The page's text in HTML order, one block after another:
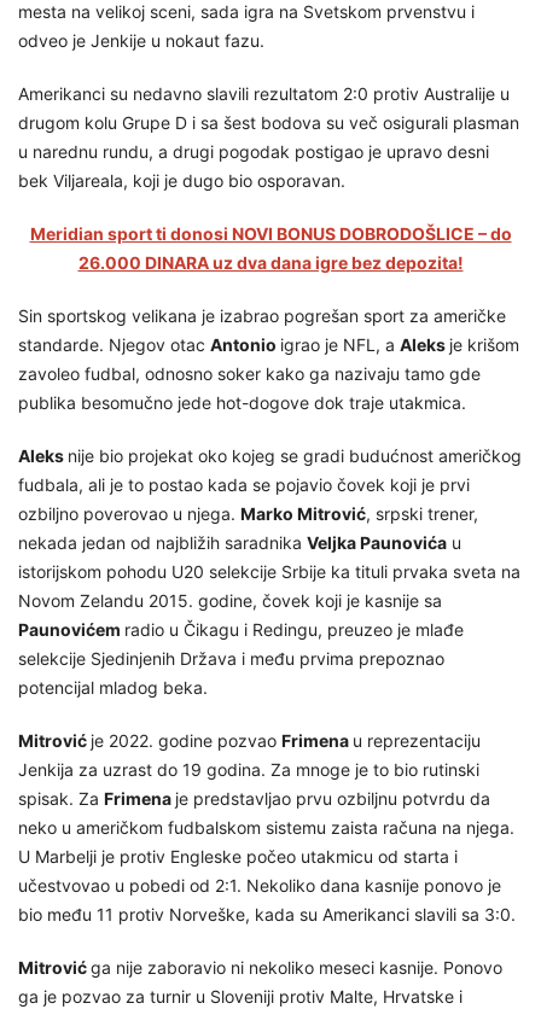
mesta na velikoj sceni, sada igra na Svetskom prvenstvu i
odveo je Jenkije u nokaut fazu.
Amerikanci su nedavno slavili rezultatom 2:0 protiv Australije u
drugom kolu Grupe D i sa šest bodova su več osigurali plasman
u narednu rundu, a drugi pogodak postigao je upravo desni
bek Viljareala, koji je dugo bio osporavan.
Meridian sport ti donosi NOVI BONUS DOBRODOŠLICE – do
26.000 DINARA uz dva dana igre bez depozita!
Sin sportskog velikana je izabrao pogrešan sport za američke
standarde. Njegov otac Antonio igrao je NFL, a Aleks je krišom
zavoleo fudbal, odnosno soker kako ga nazivaju tamo gde
publika besomučno jede hot-dogove dok traje utakmica.
Aleks nije bio projekat oko kojeg se gradi budućnost američkog
fudbala, ali je to postao kada se pojavio čovek koji je prvi
ozbiljno poverovao u njega. Marko Mitrović, srpski trener,
nekada jedan od najbližih saradnika Veljka Paunovića u
istorijskom pohodu U20 selekcije Srbije ka tituli prvaka sveta na
Novom Zelandu 2015. godine, čovek koji je kasnije sa
Paunovićem radio u Čikagu i Redingu, preuzeo je mlađe
selekcije Sjedinjenih Država i među prvima prepoznao
potencijal mladog beka.
Mitrović je 2022. godine pozvao Frimena u reprezentaciju
Jenkija za uzrast do 19 godina. Za mnoge je to bio rutinski
spisak. Za Frimena je predstavljao prvu ozbiljnu potvrdu da
neko u američkom fudbalskom sistemu zaista računa na njega.
U Marbelji je protiv Engleske počeo utakmicu od starta i
učestvovao u pobedi od 2:1. Nekoliko dana kasnije ponovo je
bio među 11 protiv Norveške, kada su Amerikanci slavili sa 3:0.
Mitrovićga nije zaboravio ni nekoliko meseci kasnije. Ponovo
ga je pozvao za turnir u Sloveniji protiv Malte, Hrvatske i